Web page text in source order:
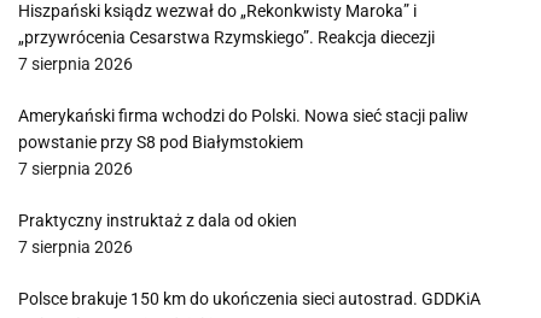
Hiszpański ksiądz wezwał do „Rekonkwisty Maroka” i
„przywrócenia Cesarstwa Rzymskiego”. Reakcja diecezji
7 sierpnia 2026
Amerykański firma wchodzi do Polski. Nowa sieć stacji paliw
powstanie przy S8 pod Białymstokiem
7 sierpnia 2026
Praktyczny instruktaż z dala od okien
7 sierpnia 2026
Polsce brakuje 150 km do ukończenia sieci autostrad. GDDKiA